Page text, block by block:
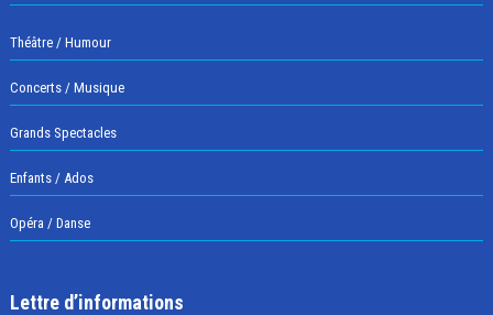
Théâtre / Humour
Concerts / Musique
Grands Spectacles
Enfants / Ados
Opéra / Danse
Lettre d’informations